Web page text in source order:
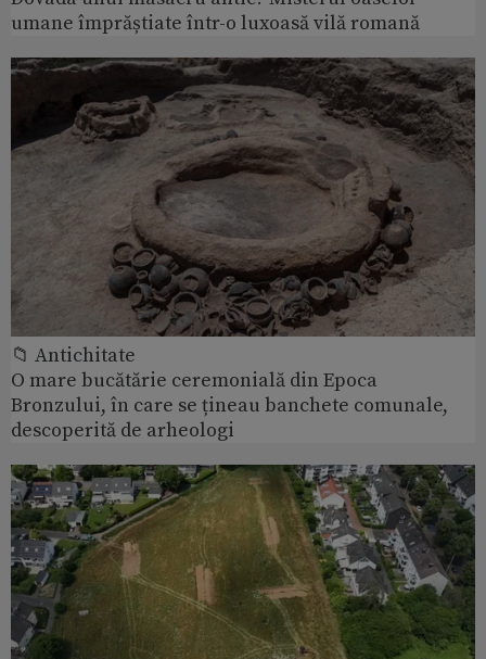
umane împrăștiate într-o luxoasă vilă romană
📁 Antichitate
O mare bucătărie ceremonială din Epoca
Bronzului, în care se țineau banchete comunale,
descoperită de arheologi